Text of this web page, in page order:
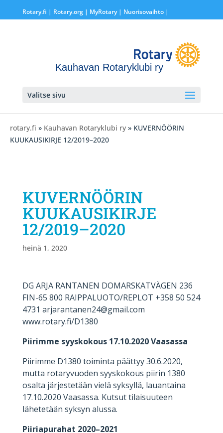
Rotary.fi | Rotary.org| MyRotary | Nuorisovaihto|
Kauhavan Rotaryklubi ry
Valitse sivu
rotary.fi » Kauhavan Rotaryklubi ry » KUVERNÖÖRIN
KUUKAUSIKIRJE 12/2019–2020
KUVERNÖÖRIN
KUUKAUSIKIRJE
12/2019–2020
heinä 1, 2020
DG ARJA RANTANEN DOMARSKATVÄGEN 236
FIN-65 800 RAIPPALUOTO/REPLOT +358 50 524
4731 arjarantanen24@gmail.com
www.rotary.fi/D1380
Piirimme syyskokous 17.10.2020 Vaasassa
Piirimme D1380 toiminta päättyy 30.6.2020,
mutta rotaryvuoden syyskokous piirin 1380
osalta järjestetään vielä syksyllä, lauantaina
17.10.2020 Vaasassa. Kutsut tilaisuuteen
lähetetään syksyn alussa.
Piiriapurahat 2020–2021